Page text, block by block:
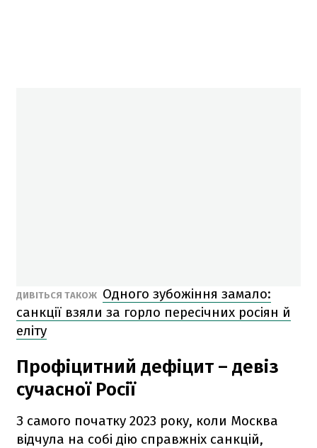
ДИВІТЬСЯ ТАКОЖ Одного зубожіння замало:
санкції взяли за горло пересічних росіян й
еліту
Профіцитний дефіцит – девіз
сучасної Росії
З самого початку 2023 року, коли Москва
відчула на собі дію справжніх санкцій,